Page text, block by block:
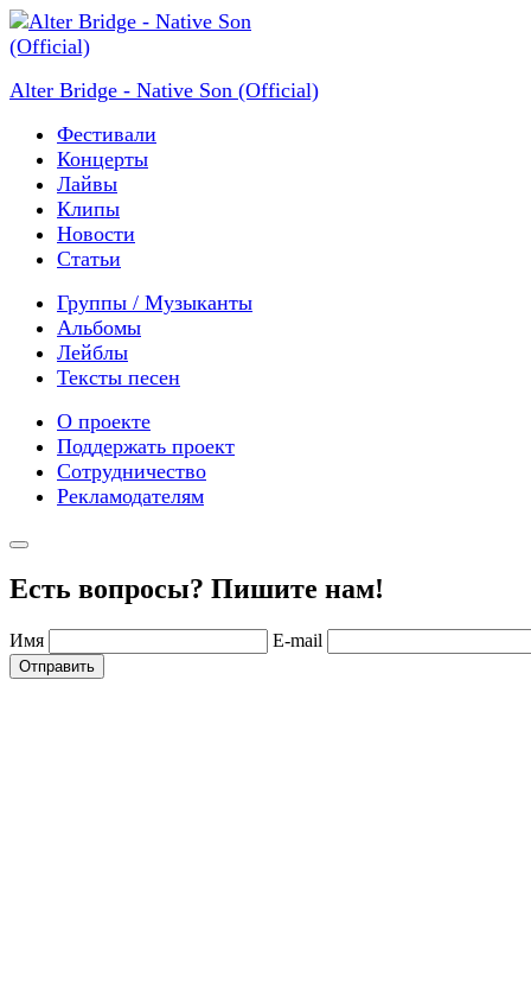
Alter Bridge - Native Son (Official)
Фестивали
Концерты
Лайвы
Клипы
Новости
Статьи
Группы / Музыканты
Альбомы
Лейблы
Тексты песен
О проекте
Поддержать проект
Сотрудничество
Рекламодателям
Есть вопросы? Пишите нам!
Имя E-mail